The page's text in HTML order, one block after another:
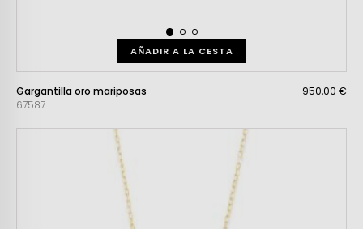
AÑADIR A LA CESTA
Gargantilla oro mariposas
67587
950,00 €